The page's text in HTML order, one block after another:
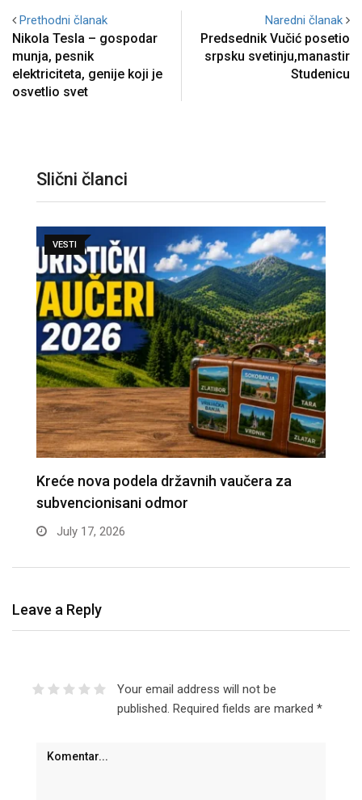
Prethodni članak
Nikola Tesla – gospodar
munja, pesnik
elektriciteta, genije koji je
osvetlio svet
Naredni članak
Predsednik Vučić posetio
srpsku svetinju,manastir
Studenicu
Slični članci
VESTI
APEL MINISTARSTVA: Zaštitite građevinske
radnike tokom tropskih vrućina
June 30, 2026
Leave a Reply
Your email address will not be
published. Required fields are marked *